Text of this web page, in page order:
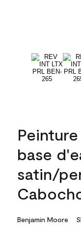
base
satin/
Benjamin Moore